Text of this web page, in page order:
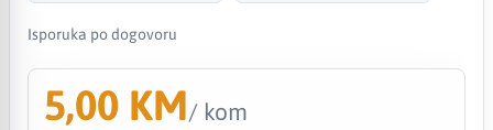
Isporuka po dogovoru
5,00 KM/ kom